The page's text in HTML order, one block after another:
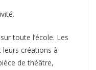
toute l’école. Les
créations à
de théâtre,